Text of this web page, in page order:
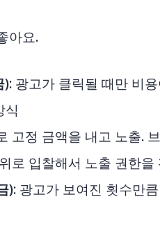
아요.
): 광고가 클릭될 때만 비
식
고정 금액을 내고 노출.
로 입찰해서 노출 권한
): 광고가 보여진 횟수만